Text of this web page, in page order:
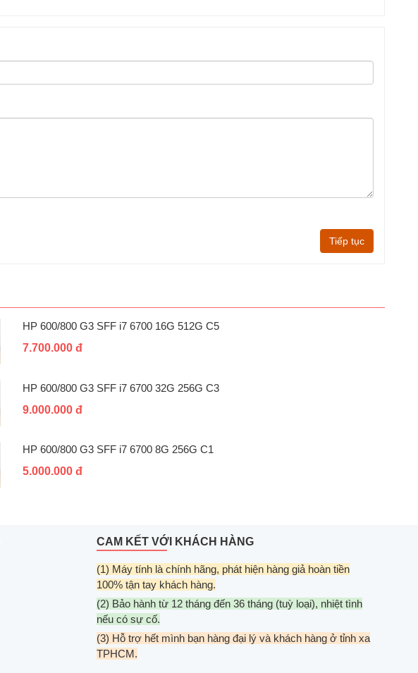
Tiếp tục
HP 600/800 G3 SFF i7 6700 16G 512G C5
7.700.000 đ
HP 600/800 G3 SFF i7 6700 32G 256G C3
9.000.000 đ
HP 600/800 G3 SFF i7 6700 8G 256G C1
5.000.000 đ
CAM KẾT VỚI KHÁCH HÀNG
(1) Máy tính là chính hãng, phát hiện hàng giả hoàn tiền
100% tận tay khách hàng.
(2) Bảo hành từ 12 tháng đến 36 tháng (tuỳ loại), nhiệt tình
nếu có sự cố.
(3) Hỗ trợ hết mình bạn hàng đại lý và khách hàng ở tỉnh xa
TPHCM.